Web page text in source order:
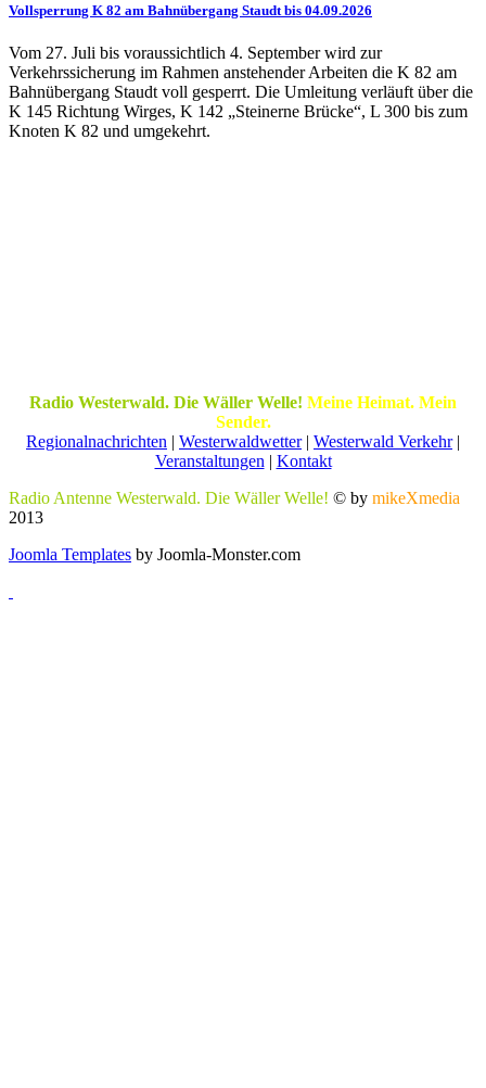
Vollsperrung K 82 am Bahnübergang Staudt bis 04.09.2026
Vom 27. Juli bis voraussichtlich 4. September wird zur
Verkehrssicherung im Rahmen anstehender Arbeiten die K 82 am
Bahnübergang Staudt voll gesperrt. Die Umleitung verläuft über die
K 145 Richtung Wirges, K 142 „Steinerne Brücke“, L 300 bis zum
Knoten K 82 und umgekehrt.
Radio Westerwald. Die Wäller Welle! Meine Heimat. Mein
Sender.
Regionalnachrichten | Westerwaldwetter| Westerwald Verkehr|
Veranstaltungen | Kontakt
Radio Antenne Westerwald. Die Wäller Welle! © by mikeXmedia
2013
Joomla Templates by Joomla-Monster.com